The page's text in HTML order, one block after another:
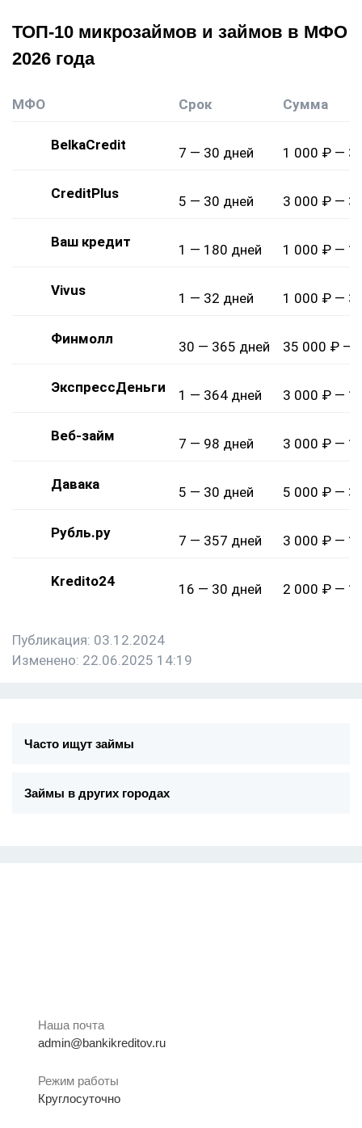
ТОП-10 микрозаймов и займов в МФО
2026 года
МФО Срок Сумма
BelkaCredit
7 — 30 дней 1 000 ₽ —
CreditPlus
5 — 30 дней 3 000 ₽ —
Ваш кредит
1 — 180 дней 1 000 ₽ —
Vivus
1 — 32 дней 1 000 ₽ —
Финмолл
30 — 365 дней 35 000 ₽ —
ЭкспрессДеньги
1 — 364 дней 3 000 ₽ —
Веб-займ
7 — 98 дней 3 000 ₽ —
Давака
5 — 30 дней 5 000 ₽ —
Рубль.ру
7 — 357 дней 3 000 ₽ —
Kredito24
16 — 30 дней 2 000 ₽ —
Публикация: 03.12.2024
Изменено: 22.06.2025 14:19
Часто ищут займы
Займы в других городах
Наша почта
admin@bankikreditov.ru
Режим работы
Круглосуточно